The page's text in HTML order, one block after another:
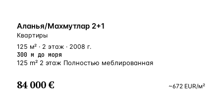
У МОРЯ
Аланья/Махмутлар 2+1
Квартиры
125 м² · 2 этаж · 2008 г.
300 м до моря
125 m² 2 этаж Полностью меблированная
84 000 € ~672 EUR/м²